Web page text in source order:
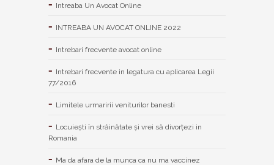
Intreaba Un Avocat Online
INTREABA UN AVOCAT ONLINE 2022
Intrebari frecvente avocat online
Intrebari frecvente in legatura cu aplicarea Legii
77/2016
Limitele urmaririi veniturilor banesti
Locuiești în străinătate și vrei să divorțezi in
Romania
Ma da afara de la munca ca nu ma vaccinez